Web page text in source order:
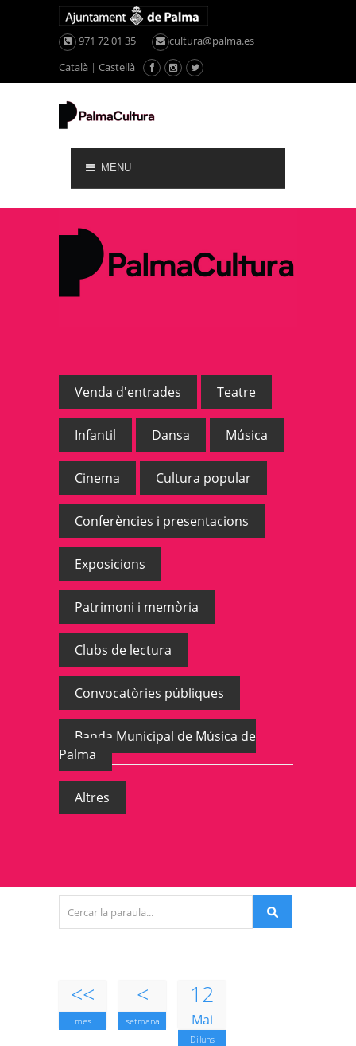
971 72 01 35
cultura@palma.es
Català | Castellà
MENU
Venda d'entrades Teatre
Infantil Dansa Música
Cinema Cultura popular
Conferències i presentacions
Exposicions
Patrimoni i memòria
Clubs de lectura
Convocatòries públiques
Banda Municipal de Música de
Palma
Altres
<<
mes
<
setmana
12
Mai
Dilluns